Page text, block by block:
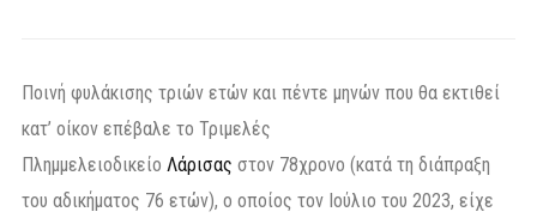
Ποινή φυλάκισης τριών ετών και πέντε μηνών που θα εκτιθεί
κατ’ οίκον επέβαλε το Τριμελές
Πλημμελειοδικείο Λάρισας στον 78χρονο (κατά τη διάπραξη
του αδικήματος 76 ετών), ο οποίος τον Ιούλιο του 2023, είχε